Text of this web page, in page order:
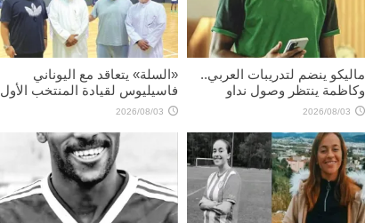
ماليكو ينضم لتدريبات العربي..
وكاظمة ينتظر وصول نداو
2026/08/03
«السلة» يتعاقد مع اليوناني
فاسيليوس لقيادة المنتخب الأول
2026/08/03